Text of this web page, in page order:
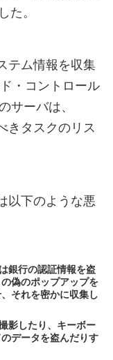
た。
テム情報を収集
・コントロール
サーバは、
きタスクのリス
以下のような悪
銀行の認証情報を盗
偽のポップアップを
それを密かに収集し
影したり、キーボー
データを盗んだりす